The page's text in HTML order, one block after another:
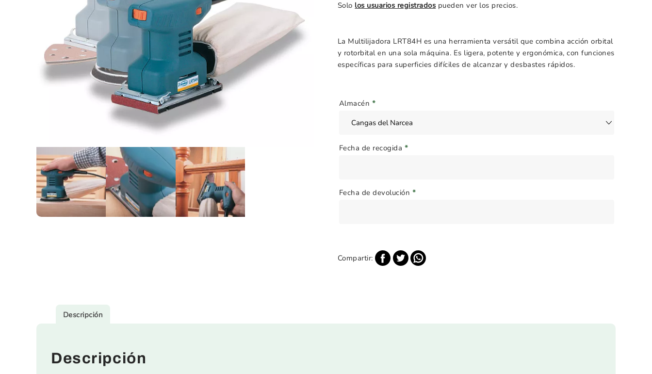
Solo los usuarios registrados pueden ver los precios.
La Multilijadora LRT84H es una herramienta versátil que combina acción orbital
y rotorbital en una sola máquina. Es ligera, potente y ergonómica, con funciones
específicas para superficies difíciles de alcanzar y desbastes rápidos.
Almacén *
Fecha de recogida *
Fecha de devolución *
Compartir:
Descripción
Descripción